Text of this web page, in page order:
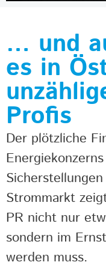
… und
es in
Profis
Der plötzliche
Strommarkt
PR nicht nur
sondern im
werden muss.